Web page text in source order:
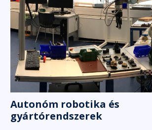
Autonóm robotika és
gyártórendszerek